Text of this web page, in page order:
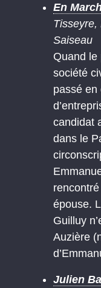
En
Tisseyre,
Saiseau
Quand le
société
passé en
candidat
dans le
épouse.
Guilluy
Auzière
Julien